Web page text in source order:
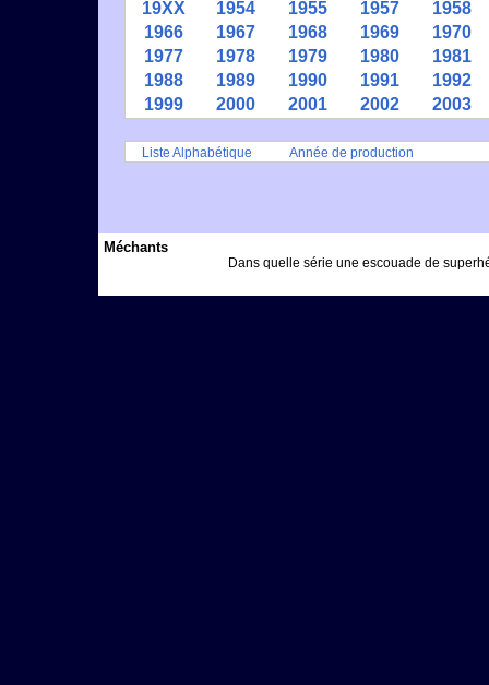
19XX 1954 1955 1957
1958
1966
1967 1968 1969
1970
1977
1978 1979 1980
1981
1988
1989 1990 1991
1992
1999
2000 2001 2002 2003
Liste Alphabétique Année de production
Méchants
Dans quelle série une escouade de